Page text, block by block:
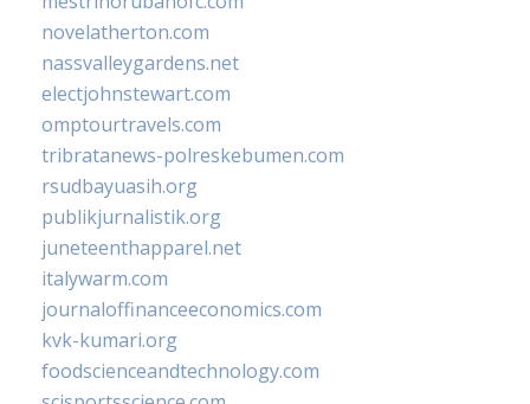
novelatherton.com
nassvalleygardens.net
electjohnstewart.com
omptourtravels.com
tribratanews-polreskebumen.com
rsudbayuasih.org
publikjurnalistik.org
juneteenthapparel.net
italywarm.com
journaloffinanceeconomics.com
kvk-kumari.org
foodscienceandtechnology.com